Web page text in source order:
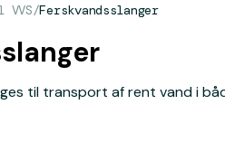
/Ferskvandsslanger
til transport af rent vand i